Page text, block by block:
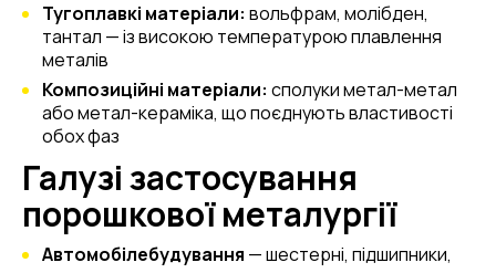
Тугоплавкі матеріали: вольфрам, молібден,
тантал — із високою температурою плавлення
металів
Композиційні матеріали: сполуки метал-метал
або метал-кераміка, що поєднують властивості
обох фаз
Галузі застосування
порошкової металургії
Автомобілебудування — шестерні, підшипники,